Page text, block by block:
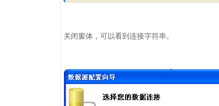
关闭窗体，可以看到连接字符串。